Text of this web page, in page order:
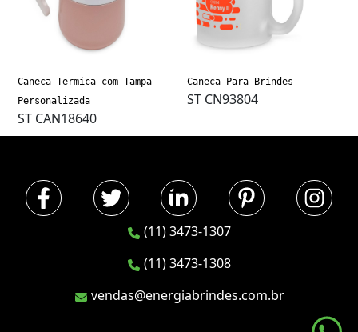
Caneca Termica com Tampa
Personalizada
ST CAN18640
Caneca Para Brindes
ST CN93804
(11) 3473-1307
(11) 3473-1308
vendas@energiabrindes.com.br